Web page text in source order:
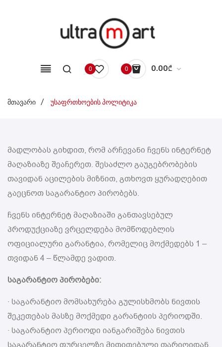
0 0 0.00₾
No products in the cart.
მთავარი / უსაფრთხოების პოლიტიკა
მადლობას გიხდით, რომ არჩევანი ჩვენს ინტერნეტ
მაღაზიაზე შეაჩერეთ. შესაძლო გაუგებრობების
თავიდან აცილების მიზნით, გთხოვთ ყურადღებით
გაეცნოთ საგარანტიო პირობებს.
ჩვენს ინტერნეტ მაღაზიაში განთავსებულ
პროდუქციაზე ვრცელდება მომწოდებლის
ოფიციალური გარანტია, რომელიც მოქმედებს 1 –
თვიდან 4 – წლამდე ვადით.
საგარანტიო პირობები:
· საგარანტიო მომსახურება გულისხმობს ნივთის
შეკეთებას მასზე მოქმედი გარანტიის პერიოდში.
· საგარანტიო პერიოდი იანგარიშება ნივთის